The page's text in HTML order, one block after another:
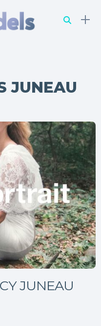
JUNEAU
JUNEAU